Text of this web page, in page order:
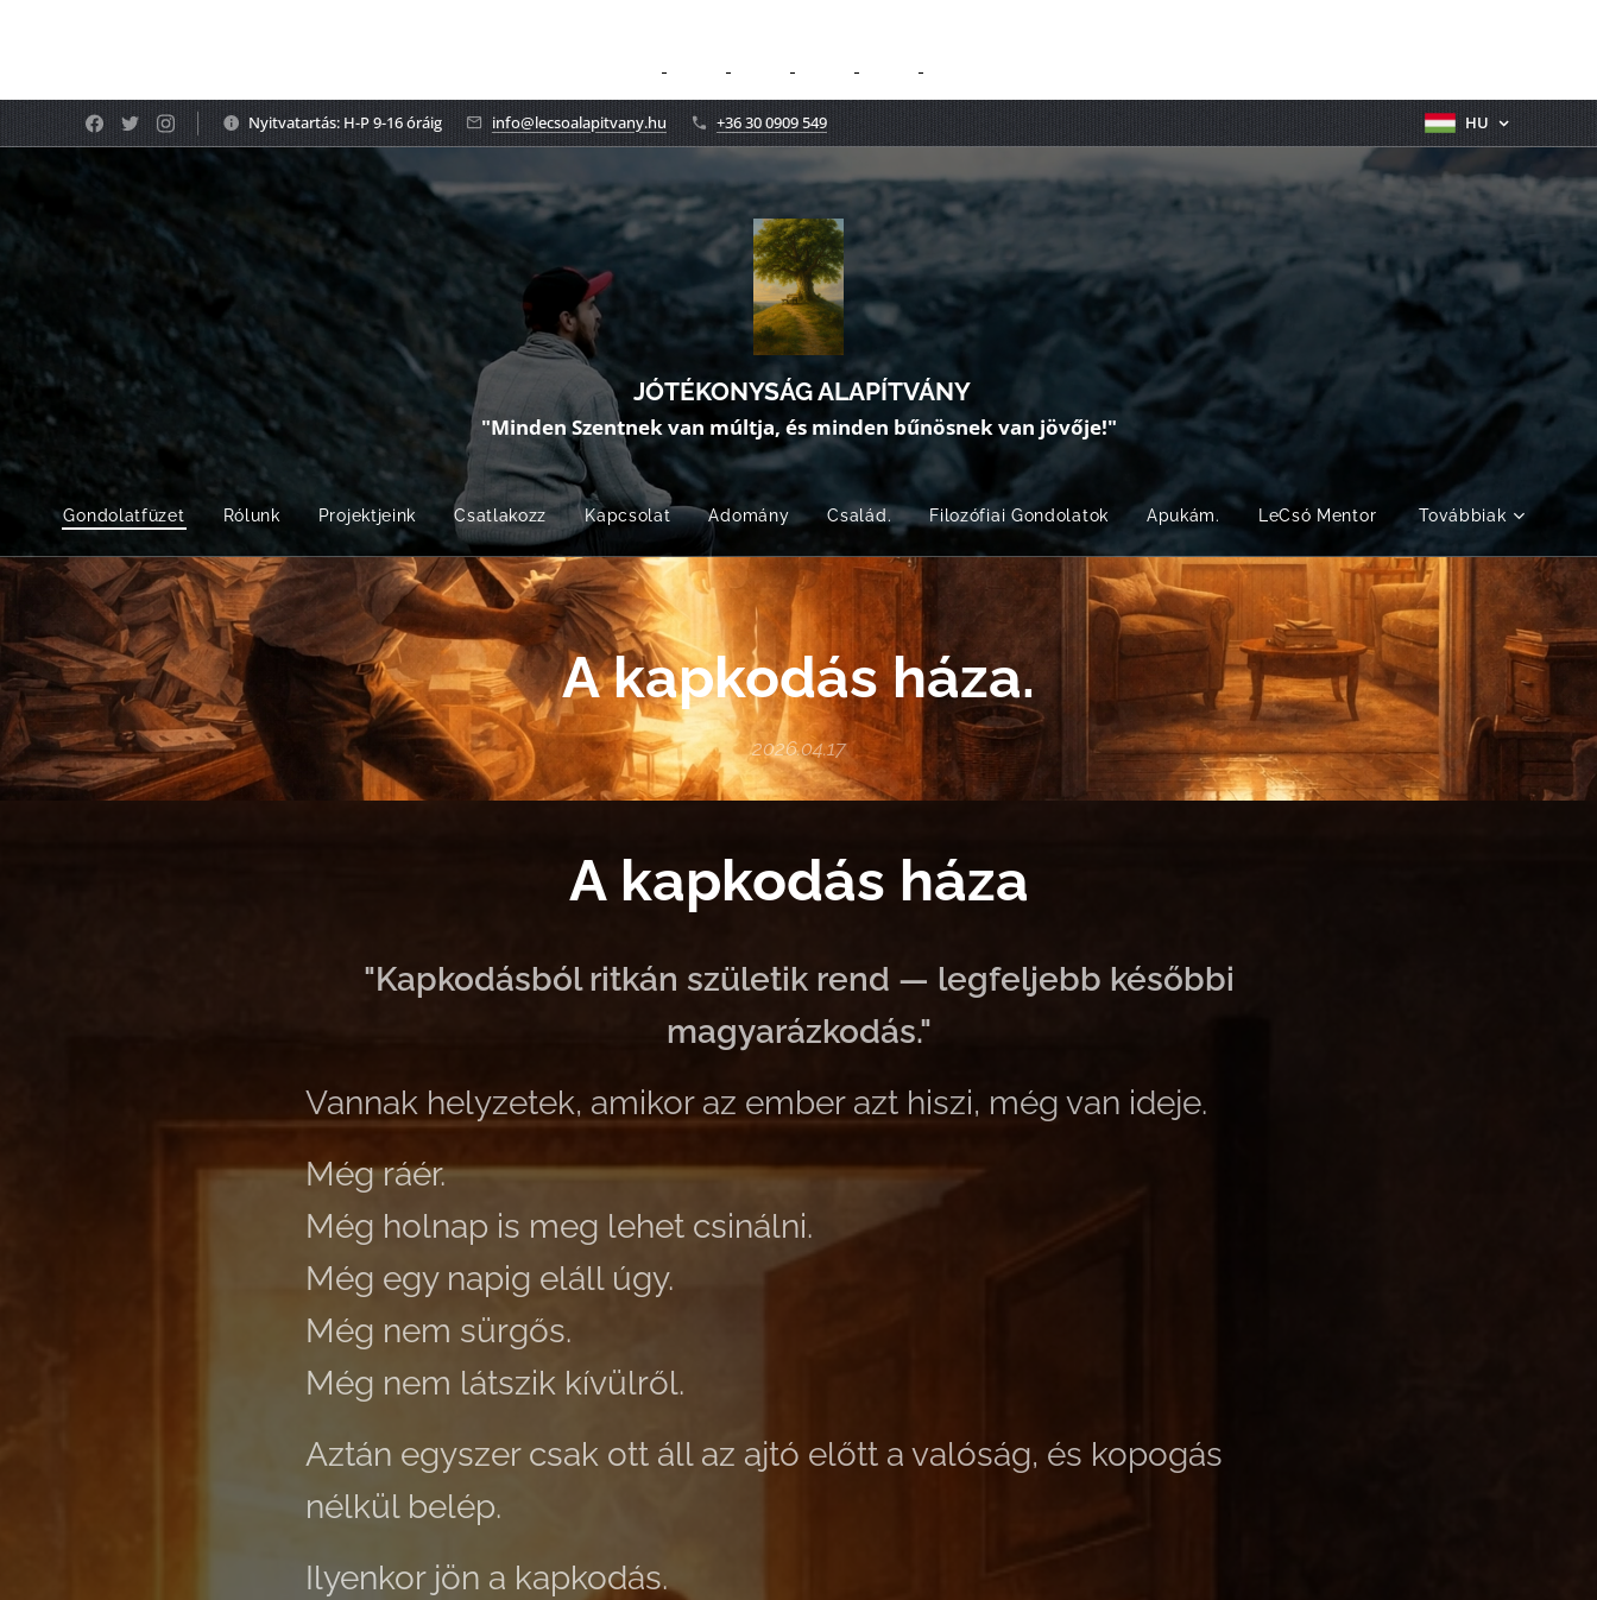
Nyitvatartás: H-P 9-16 óráig info@lecsoalapitvany.hu +36 30 0909 549 HU
JÓTÉKONYSÁG ALAPÍTVÁNY
"Minden Szentnek van múltja, és minden bűnösnek van jövője!"
Gondolatfüzet Rólunk Projektjeink Csatlakozz Kapcsolat Adomány Család. Filozófiai Gondolatok Apukám. LeCsó Mentor Továbbiak
A kapkodás háza.
2026.04.17
A kapkodás háza
"Kapkodásból ritkán születik rend — legfeljebb későbbi
magyarázkodás."
Vannak helyzetek, amikor az ember azt hiszi, még van ideje.
Még ráér.
Még holnap is meg lehet csinálni.
Még egy napig eláll úgy.
Még nem sürgős.
Még nem látszik kívülről.
Aztán egyszer csak ott áll az ajtó előtt a valóság, és kopogás
nélkül belép.
Ilyenkor jön a kapkodás.